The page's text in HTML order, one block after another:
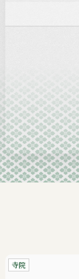
寺院